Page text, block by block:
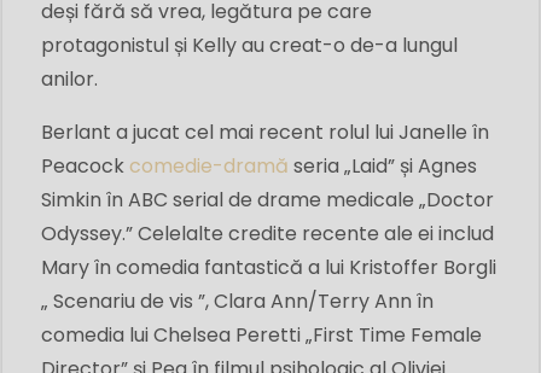
deși fără să vrea, legătura pe care
protagonistul și Kelly au creat-o de-a lungul
anilor.
Berlant a jucat cel mai recent rolul lui Janelle în
Peacockcomedie-dramă seria „Laid” și Agnes
Simkin în ABC serial de drame medicale „Doctor
Odyssey.” Celelalte credite recente ale ei includ
Mary în comedia fantastică a lui Kristoffer Borgli
„ Scenariu de vis ”, Clara Ann/Terry Ann în
comedia lui Chelsea Peretti „First Time Female